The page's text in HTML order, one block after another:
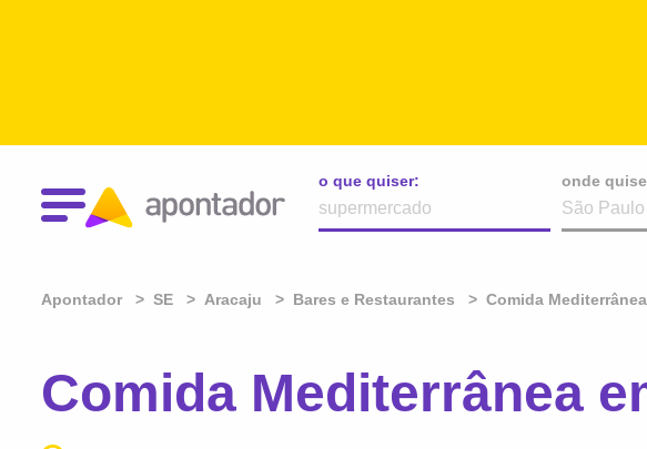
o que quiser:
onde
Apontador SE Aracaju Bares e Restaurantes Comida Mediterrânea
Comida Mediterrânea